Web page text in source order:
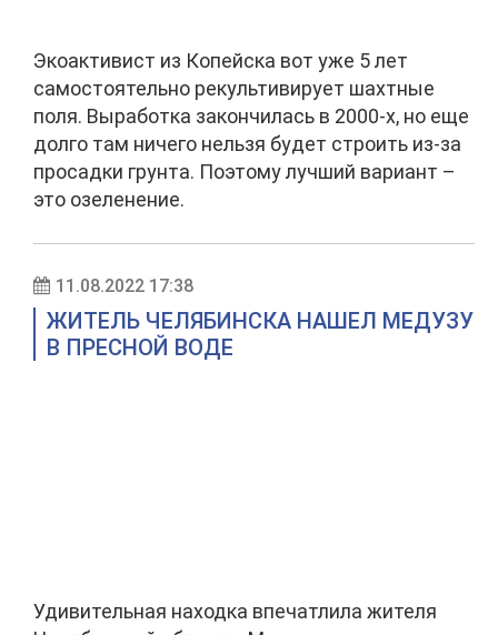
Экоактивист из Копейска вот уже 5 лет
самостоятельно рекультивирует шахтные
поля. Выработка закончилась в 2000-х, но еще
долго там ничего нельзя будет строить из-за
просадки грунта. Поэтому лучший вариант –
это озеленение.
11.08.2022 17:38
ЖИТЕЛЬ ЧЕЛЯБИНСКА НАШЕЛ МЕДУЗУ
В ПРЕСНОЙ ВОДЕ
Удивительная находка впечатлила жителя